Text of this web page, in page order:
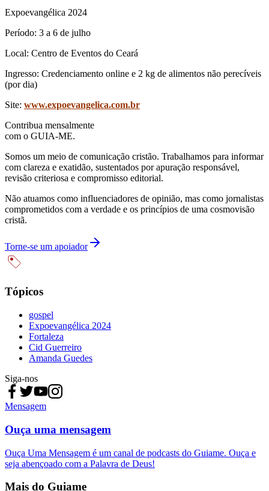
Expoevangélica 2024
Período: 3 a 6 de julho
Local: Centro de Eventos do Ceará
Ingresso: Credenciamento online e 2 kg de alimentos não perecíveis
(por dia)
Site: www.expoevangelica.com.br
Contribua mensalmente
com o GUIA-ME.
Somos um meio de comunicação cristão. Trabalhamos para informar
com clareza e exatidão, sustentados por apuração responsável,
revisão criteriosa e compromisso editorial.
Não atuamos como influenciadores de opinião, mas como jornalistas
comprometidos com a verdade e os princípios de uma cosmovisão
cristã.
Torne-se um apoiador
Tópicos
gospel
Expoevangélica 2024
Fortaleza
Cid Guerreiro
Amanda Guedes
Siga-nos
Mensagem
Ouça uma mensagem
Ouça Uma Mensagem é um canal de podcasts do Guiame. Ouça e
seja abençoado com a Palavra de Deus!
Mais do Guiame